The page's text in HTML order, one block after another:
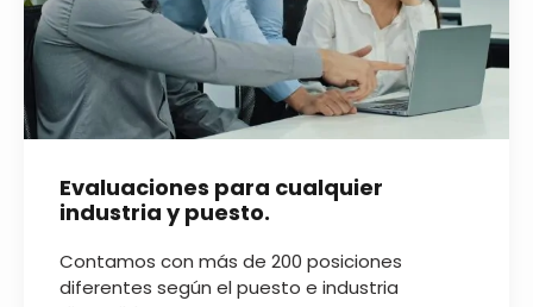
Evaluaciones para cualquier
industria y puesto.
Contamos con más de 200 posiciones
diferentes según el puesto e industria